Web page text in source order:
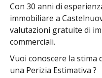
Con 30 anni di
immobiliare a
valutazioni gratuite di
commerciali.
Vuoi conoscere la stima
una Perizia Estimativa ?